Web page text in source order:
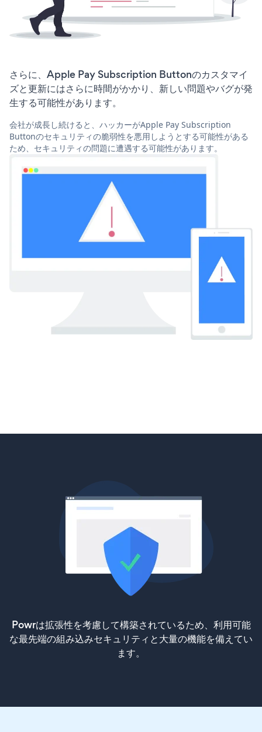
さらに、Apple Pay Subscription Buttonのカスタマイ
ズと更新にはさらに時間がかかり、新しい問題やバグが発
生する可能性があります。
会社が成長し続けると、ハッカーがApple Pay Subscription
Buttonのセキュリティの脆弱性を悪用しようとする可能性がある
ため、セキュリティの問題に遭遇する可能性があります。
Powrは拡張性を考慮して構築されているため、利用可能
な最先端の組み込みセキュリティと大量の機能を備えてい
ます。